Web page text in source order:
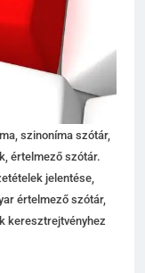
szinoníma szótár,
értelmező szótár.
jelentése,
értelmező szótár,
keresztrejtvényhez